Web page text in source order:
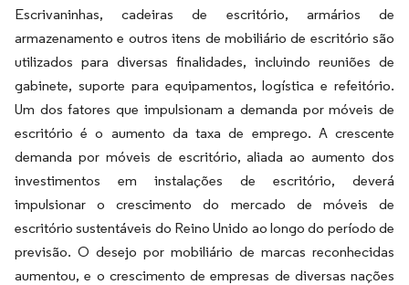
Escrivaninhas, cadeiras de escritório, armários de
armazenamento e outros itens de mobiliário de escritório são
utilizados para diversas finalidades, incluindo reuniões de
gabinete, suporte para equipamentos, logística e refeitório.
Um dos fatores que impulsionam a demanda por móveis de
escritório é o aumento da taxa de emprego. A crescente
demanda por móveis de escritório, aliada ao aumento dos
investimentos em instalações de escritório, deverá
impulsionar o crescimento do mercado de móveis de
escritório sustentáveis do Reino Unido ao longo do período de
previsão. O desejo por mobiliário de marcas reconhecidas
aumentou, e o crescimento de empresas de diversas nações